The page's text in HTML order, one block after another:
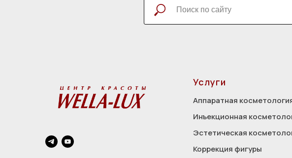
Услуги
Аппаратная
Инъекционная
Эстетическая
Коррекция фигуры